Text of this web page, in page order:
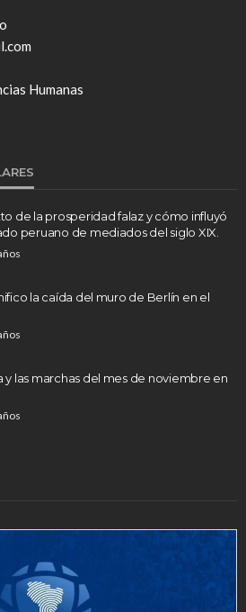
Humanas
de la prosperidad falaz y cómo influyó
peruano de mediados del siglo XIX.
la caída del muro de Berlín en el
y las marchas del mes de noviembre en